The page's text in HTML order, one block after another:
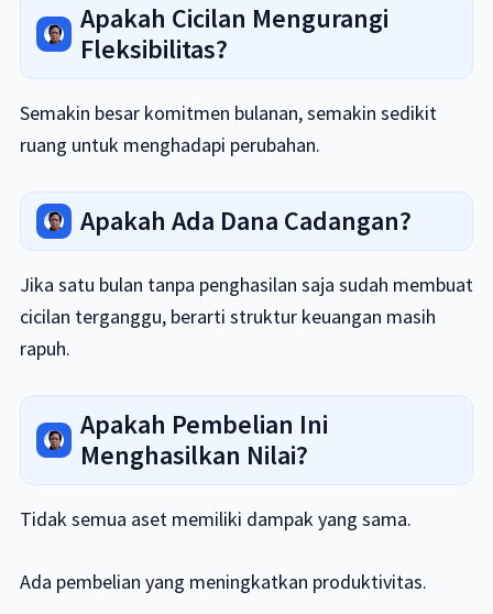
Apakah Cicilan Mengurangi
Fleksibilitas?
Semakin besar komitmen bulanan, semakin sedikit
ruang untuk menghadapi perubahan.
Apakah Ada Dana Cadangan?
Jika satu bulan tanpa penghasilan saja sudah membuat
cicilan terganggu, berarti struktur keuangan masih
rapuh.
Apakah Pembelian Ini
Menghasilkan Nilai?
Tidak semua aset memiliki dampak yang sama.
Ada pembelian yang meningkatkan produktivitas.